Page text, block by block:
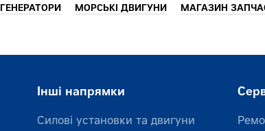
ГЕНЕРАТОРИ МОРСЬКІ ДВИГУНИ МАГАЗИН
Інші напрямки
Силові установки та двигуни